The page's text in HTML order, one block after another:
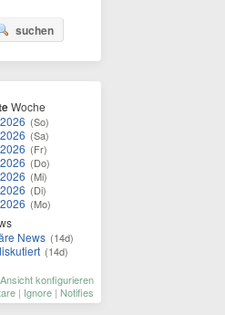
suchen
Woche
(So)
(Sa)
(Fr)
(Do)
(Mi)
(Di)
(Mo)
News (14d)
(14d)
konfigurieren
| Ignore | Notifies